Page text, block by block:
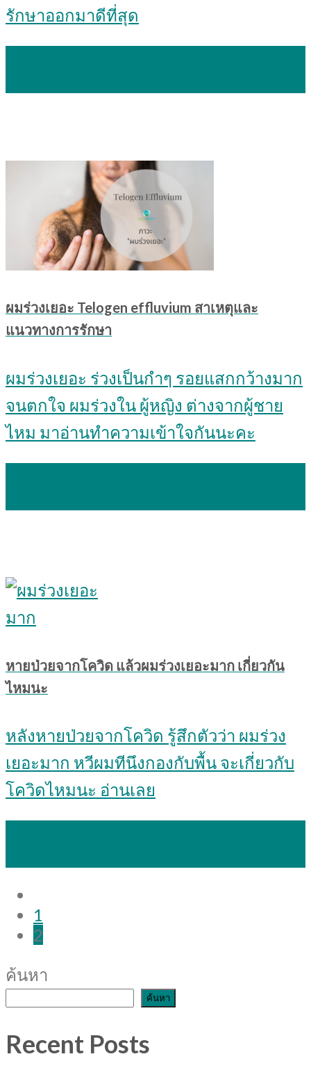
รักษาออกมาดีที่สุด
ผมร่วงเยอะ Telogen effluvium สาเหตุและ
แนวทางการรักษา
ผมร่วงเยอะ ร่วงเป็นกำๆ รอยแสกกว้างมาก
จนตกใจ ผมร่วงใน ผู้หญิง ต่างจากผู้ชาย
ไหม มาอ่านทำความเข้าใจกันนะคะ
หายป่วยจากโควิด แล้วผมร่วงเยอะมาก เกี่ยวกัน
ไหมนะ
หลังหายป่วยจากโควิด รู้สึกตัวว่า ผมร่วง
เยอะมาก หวีผมทีนึงกองกับพื้น จะเกี่ยวกับ
โควิดไหมนะ อ่านเลย
1
2
ค้นหา
ค้นหา
Recent Posts